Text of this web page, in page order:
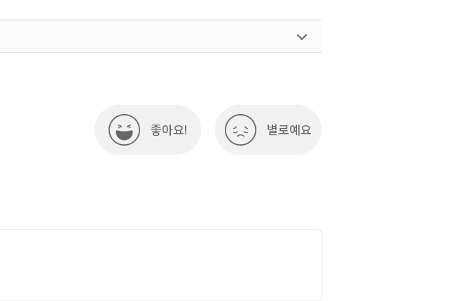
좋아요! 별로예요